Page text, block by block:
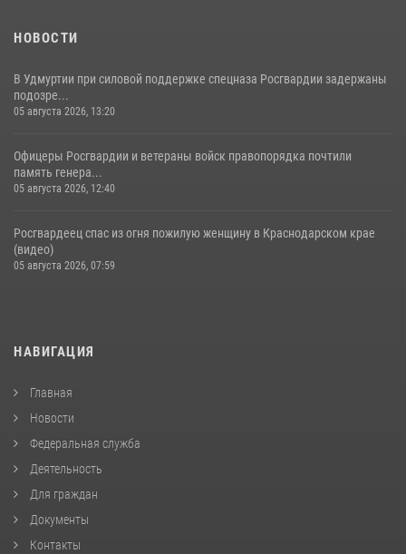
НОВОСТИ
В Удмуртии при силовой поддержке спецназа Росгвардии задержаны
подозре...
05 августа 2026, 13:20
Офицеры Росгвардии и ветераны войск правопорядка почтили
память генера...
05 августа 2026, 12:40
Росгвардеец спас из огня пожилую женщину в Краснодарском крае
(видео)
05 августа 2026, 07:59
НАВИГАЦИЯ
Главная
Новости
Федеральная служба
Деятельность
Для граждан
Документы
Контакты